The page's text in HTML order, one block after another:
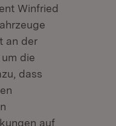
Winfried
an der
die
dass
auf